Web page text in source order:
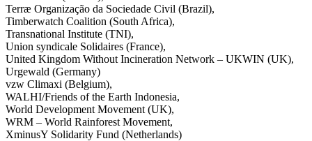
Terræ Organização da Sociedade Civil (Brazil),
Timberwatch Coalition (South Africa),
Transnational Institute (TNI),
Union syndicale Solidaires (France),
United Kingdom Without Incineration Network – UKWIN (UK),
Urgewald (Germany)
vzw Climaxi (Belgium),
WALHI/Friends of the Earth Indonesia,
World Development Movement (UK),
WRM – World Rainforest Movement,
XminusY Solidarity Fund (Netherlands)